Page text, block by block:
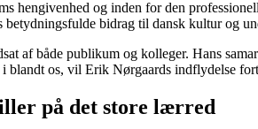
hengivenhed og inden for den
bidrag til dansk kultur og
af både publikum og kolleger. Hans
os, vil Erik Nørgaards indflydelse
på det store lærred